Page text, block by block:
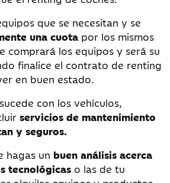
que se necesitan y se
una cuota por los mismos
comprará los equipos y será su
finalice el contrato de renting
en buen estado.
con los vehículos,
servicios de mantenimiento
y seguros.
hagas un buen análisis acerca
tecnológicas o las de tu